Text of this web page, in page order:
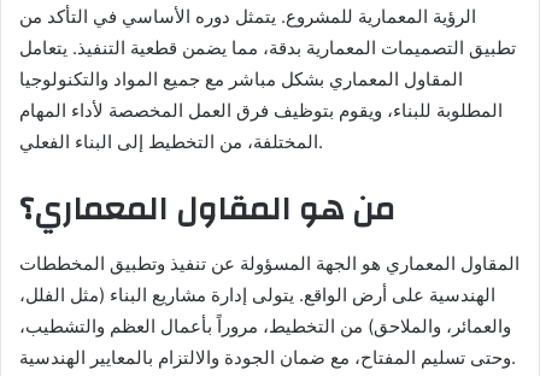
الرؤية المعمارية للمشروع. يتمثل دوره الأساسي في التأكد من
تطبيق التصميمات المعمارية بدقة، مما يضمن قطعية التنفيذ. يتعامل
المقاول المعماري بشكل مباشر مع جميع المواد والتكنولوجيا
المطلوبة للبناء، ويقوم بتوظيف فرق العمل المخصصة لأداء المهام
المختلفة، من التخطيط إلى البناء الفعلي.
من هو المقاول المعماري؟
المقاول المعماري هو الجهة المسؤولة عن تنفيذ وتطبيق المخططات
الهندسية على أرض الواقع. يتولى إدارة مشاريع البناء (مثل الفلل،
والعمائر، والملاحق) من التخطيط، مروراً بأعمال العظم والتشطيب،
وحتى تسليم المفتاح، مع ضمان الجودة والالتزام بالمعايير الهندسية.